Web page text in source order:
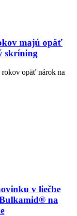
majú opäť
skríning
opäť nárok na
v liečbe
na